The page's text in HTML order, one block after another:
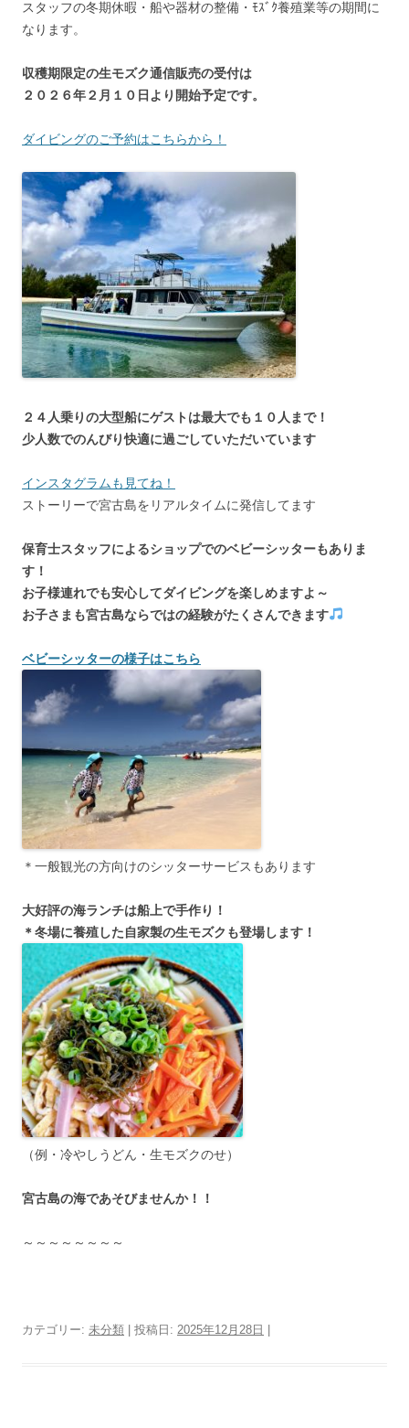
スタッフの冬期休暇・船や器材の整備・ﾓｽﾞｸ養殖業等の期間に
なります。
収穫期限定の生モズク通信販売の受付は
２０２６年２月１０日より開始予定です。
ダイビングのご予約はこちらから！
２４人乗りの大型船にゲストは最大でも１０人まで！
少人数でのんびり快適に過ごしていただいています
インスタグラムも見てね！
ストーリーで宮古島をリアルタイムに発信してます
保育士スタッフによるショップでのベビーシッターもありま
す！
お子様連れでも安心してダイビングを楽しめますよ～
お子さまも宮古島ならではの経験がたくさんできます
ベビーシッターの様子はこちら
＊一般観光の方向けのシッターサービスもあります
大好評の海ランチは船上で手作り！
＊冬場に養殖した自家製の生モズクも登場します！
（例・冷やしうどん・生モズクのせ）
宮古島の海であそびませんか！！
～～～～～～～～
カテゴリー: 未分類 | 投稿日: 2025年12月28日